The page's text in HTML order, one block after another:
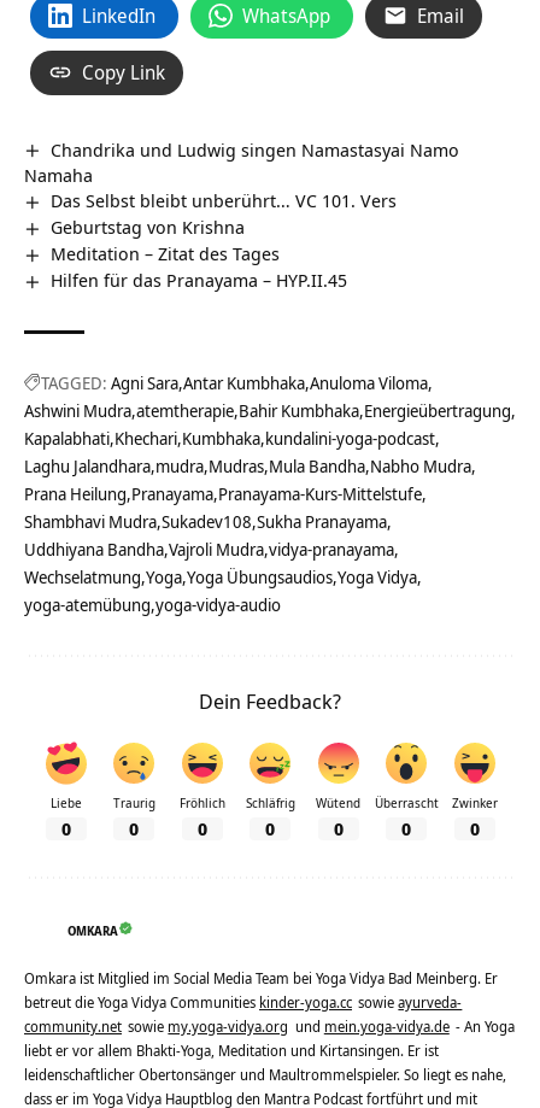
LinkedIn WhatsApp Email
Copy Link
Chandrika und Ludwig singen Namastasyai Namo
Namaha
Das Selbst bleibt unberührt… VC 101. Vers
Geburtstag von Krishna
Meditation – Zitat des Tages
Hilfen für das Pranayama – HYP.II.45
TAGGED: Agni Sara Antar Kumbhaka Anuloma Viloma
Ashwini Mudra atemtherapie Bahir Kumbhaka Energieübertragung
Kapalabhati Khechari Kumbhaka kundalini-yoga-podcast
Laghu Jalandhara mudra Mudras Mula Bandha Nabho Mudra
Prana Heilung Pranayama Pranayama-Kurs-Mittelstufe
Shambhavi Mudra Sukadev108 Sukha Pranayama
Uddhiyana Bandha Vajroli Mudra vidya-pranayama
Wechselatmung Yoga Yoga Übungsaudios Yoga Vidya
yoga-atemübung yoga-vidya-audio
Dein Feedback?
Liebe
0
Traurig
0
Fröhlich
0
Schläfrig
0
Wütend
0
Überrascht
0
Zwinker
0
OMKARA
Omkara ist Mitglied im Social Media Team bei Yoga Vidya Bad Meinberg. Er
betreut die Yoga Vidya Communities kinder-yoga.cc sowieayurveda-
community.net sowie my.yoga-vidya.org und mein.yoga-vidya.de - An Yoga
liebt er vor allem Bhakti-Yoga, Meditation und Kirtansingen. Er ist
leidenschaftlicher Obertonsänger und Maultrommelspieler. So liegt es nahe,
dass er im Yoga Vidya Hauptblog den Mantra Podcast fortführt und mit